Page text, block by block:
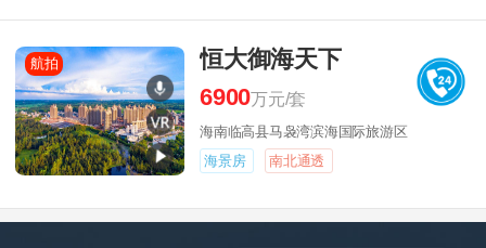
航拍
恒大御海天下
6900万元/套
海南临高县马袅湾滨海国际旅游区
海景房
南北通透